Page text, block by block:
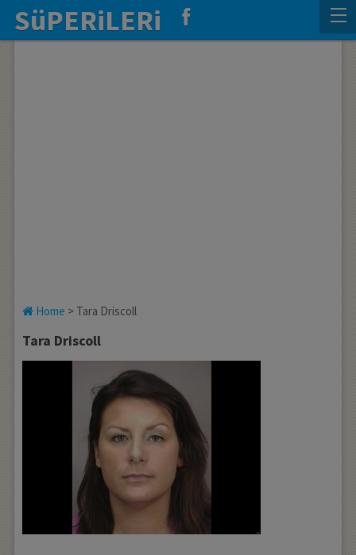
SüPERiLERi
Home > Tara Driscoll
Tara Driscoll